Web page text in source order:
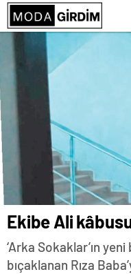
Ekibe Ali
‘Arka Sokaklar’ın
bıçaklanan Rıza